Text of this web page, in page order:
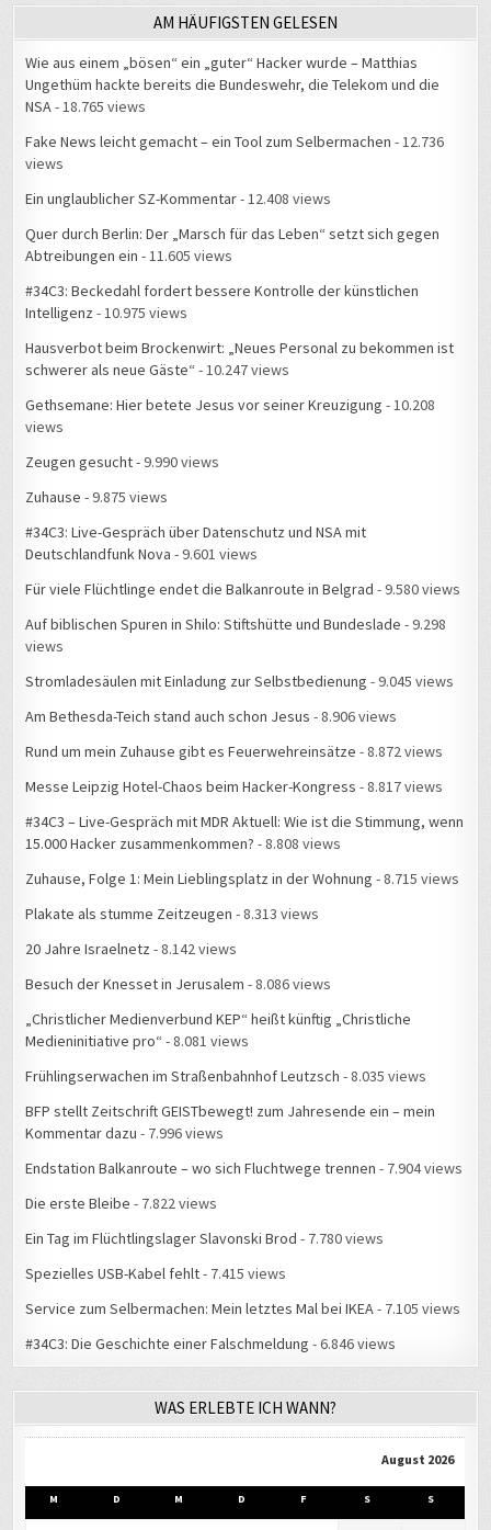
AM HÄUFIGSTEN GELESEN
Wie aus einem „bösen“ ein „guter“ Hacker wurde – Matthias
Ungethüm hackte bereits die Bundeswehr, die Telekom und die
NSA- 18.765 views
Fake News leicht gemacht – ein Tool zum Selbermachen - 12.736
views
Ein unglaublicher SZ-Kommentar- 12.408 views
Quer durch Berlin: Der „Marsch für das Leben“ setzt sich gegen
Abtreibungen ein - 11.605 views
#34C3: Beckedahl fordert bessere Kontrolle der künstlichen
Intelligenz - 10.975 views
Hausverbot beim Brockenwirt: „Neues Personal zu bekommen ist
schwerer als neue Gäste“ - 10.247 views
Gethsemane: Hier betete Jesus vor seiner Kreuzigung - 10.208
views
Zeugen gesucht- 9.990 views
Zuhause - 9.875 views
#34C3: Live-Gespräch über Datenschutz und NSA mit
Deutschlandfunk Nova - 9.601 views
Für viele Flüchtlinge endet die Balkanroute in Belgrad - 9.580 views
Auf biblischen Spuren in Shilo: Stiftshütte und Bundeslade - 9.298
views
Stromladesäulen mit Einladung zur Selbstbedienung - 9.045 views
Am Bethesda-Teich stand auch schon Jesus - 8.906 views
Rund um mein Zuhause gibt es Feuerwehreinsätze - 8.872 views
Messe Leipzig Hotel-Chaos beim Hacker-Kongress - 8.817 views
#34C3 – Live-Gespräch mit MDR Aktuell: Wie ist die Stimmung, wenn
15.000 Hacker zusammenkommen? - 8.808 views
Zuhause, Folge 1: Mein Lieblingsplatz in der Wohnung - 8.715 views
Plakate als stumme Zeitzeugen - 8.313 views
20 Jahre Israelnetz - 8.142 views
Besuch der Knesset in Jerusalem - 8.086 views
„Christlicher Medienverbund KEP“ heißt künftig „Christliche
Medieninitiative pro“ - 8.081 views
Frühlingserwachen im Straßenbahnhof Leutzsch - 8.035 views
BFP stellt Zeitschrift GEISTbewegt! zum Jahresende ein – mein
Kommentar dazu - 7.996 views
Endstation Balkanroute – wo sich Fluchtwege trennen - 7.904 views
Die erste Bleibe - 7.822 views
Ein Tag im Flüchtlingslager Slavonski Brod - 7.780 views
Spezielles USB-Kabel fehlt- 7.415 views
Service zum Selbermachen: Mein letztes Mal bei IKEA- 7.105 views
#34C3: Die Geschichte einer Falschmeldung - 6.846 views
WAS ERLEBTE ICH WANN?
August 2026
M D M D F S S